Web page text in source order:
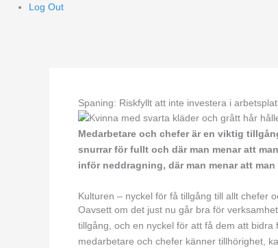
Log Out
Spaning: Riskfyllt att inte investera i
Medarbetare och chefer är en viktig
snurrar för fullt och där man menar att
inför neddragning, där man menar att
Kulturen – nyckel för få tillgång till allt chefer
Oavsett om det just nu går bra för
tillgång, och en nyckel för att få dem att
medarbetare och chefer känner tillhörighet,